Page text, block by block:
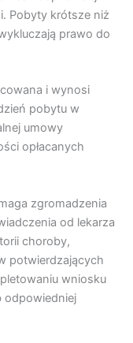
Pobyty krótsze niż
prawo do
i wynosi
pobytu w
umowy
opłacanych
zgromadzenia
od lekarza
choroby,
potwierdzających
wniosku
odpowiedniej